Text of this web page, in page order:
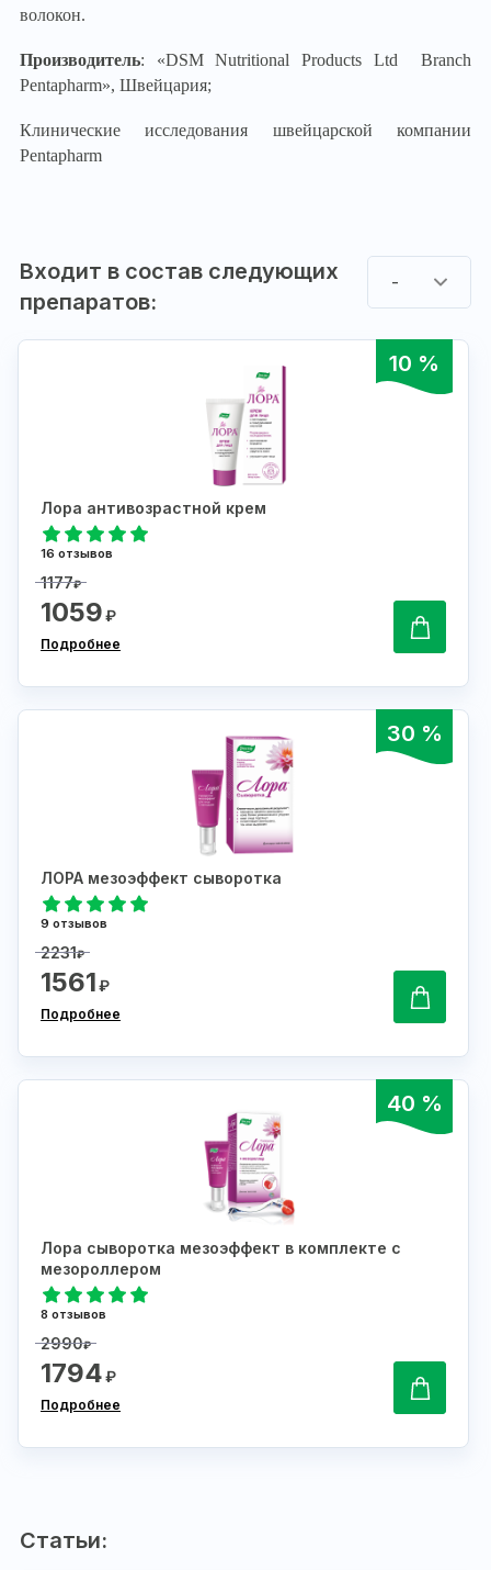
волокон.
Производитель: «DSM Nutritional Products Ltd Branch
Pentapharm», Швейцария;
Клинические исследования швейцарской компании
Pentapharm
Входит в состав следующих
препаратов:
-
10 %
Лора антивозрастной крем
16 отзывов
1177₽
1059₽
Подробнее
30 %
ЛОРА мезоэффект сыворотка
9 отзывов
2231₽
1561₽
Подробнее
40 %
Лора сыворотка мезоэффект в комплекте с
мезороллером
8 отзывов
2990₽
1794₽
Подробнее
Статьи: